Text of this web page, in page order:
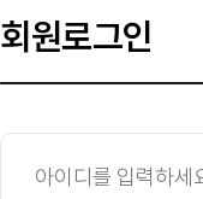
회원로그인